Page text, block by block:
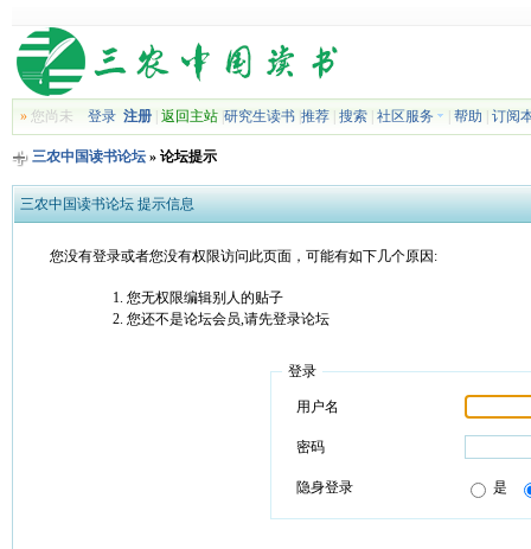
»您尚未 登录 注册| 返回主站| 研究生读书| 推荐| 搜索| 社区服务 帮助 订阅
三农中国读书论坛» 论坛提示
三农中国读书论坛 提示信息
您没有登录或者您没有权限访问此页面，可能有如下几个原因:
您无权限编辑别人的贴子
您还不是论坛会员,请先登录论坛
登录
用户名
密码
隐身登录 是